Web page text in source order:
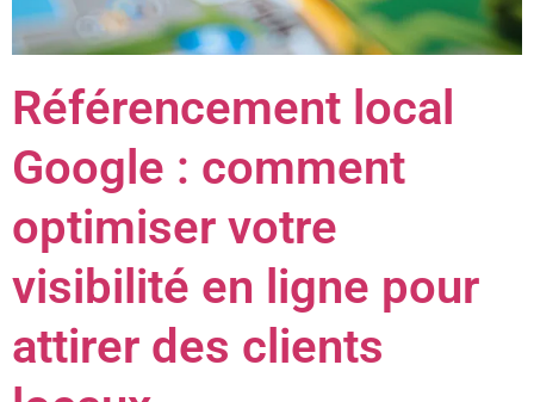
Référencement local
Google : comment
optimiser votre
visibilité en ligne pour
attirer des clients